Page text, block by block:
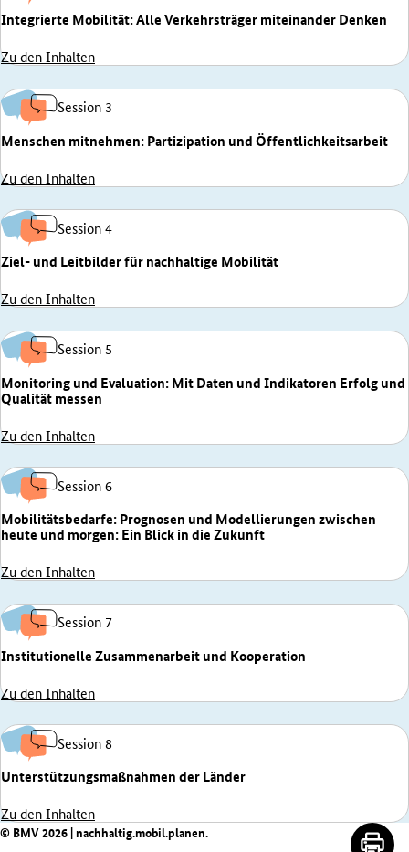
Integrierte Mobilität: Alle Verkehrsträger miteinander Denken
Zu den Inhalten
Session 3
Menschen mitnehmen: Partizipation und Öffentlichkeitsarbeit
Zu den Inhalten
Session 4
Ziel- und Leitbilder für nachhaltige Mobilität
Zu den Inhalten
Session 5
Monitoring und Evaluation: Mit Daten und Indikatoren Erfolg und
Qualität messen
Zu den Inhalten
Session 6
Mobilitätsbedarfe: Prognosen und Modellierungen zwischen
heute und morgen: Ein Blick in die Zukunft
Zu den Inhalten
Session 7
Institutionelle Zusammenarbeit und Kooperation
Zu den Inhalten
Session 8
Unterstützungsmaßnahmen der Länder
Zu den Inhalten
© BMV 2026 | nachhaltig.mobil.planen. Seite